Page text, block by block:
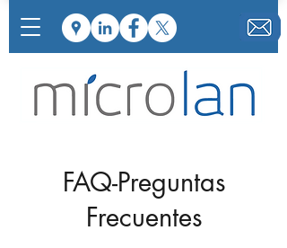
FAQ-Preguntas
Frecuentes